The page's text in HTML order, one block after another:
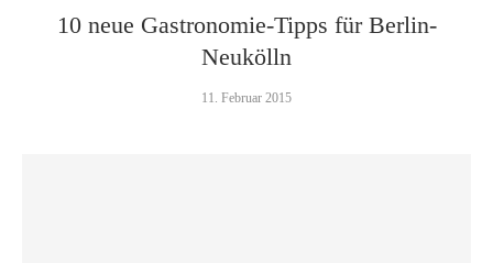
10 neue Gastronomie-Tipps für Berlin-
Neukölln
11. Februar 2015